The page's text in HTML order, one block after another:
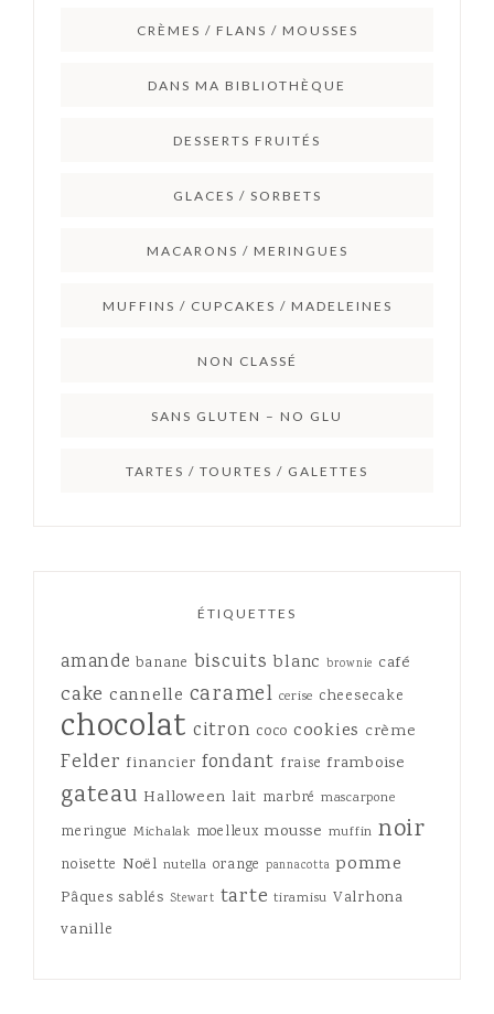
CRÈMES / FLANS / MOUSSES
DANS MA BIBLIOTHÈQUE
DESSERTS FRUITÉS
GLACES / SORBETS
MACARONS / MERINGUES
MUFFINS / CUPCAKES / MADELEINES
NON CLASSÉ
SANS GLUTEN – NO GLU
TARTES / TOURTES / GALETTES
ÉTIQUETTES
amande banane biscuits blanc brownie café
cake cannelle caramel cerise cheesecake
chocolat citron coco cookies crème
Felder financier fondant fraise framboise
gateau Halloween lait marbré mascarpone
meringue Michalak moelleux mousse muffin noir
noisette Noël nutella orange pannacotta pomme
Pâques sablés Stewart tarte tiramisu Valrhona
vanille